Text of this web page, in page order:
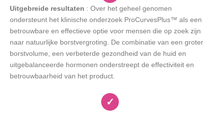
Uitgebreide resultaten : Over het geheel genomen
ondersteunt het klinische onderzoek ProCurvesPlus™ als een
betrouwbare en effectieve optie voor mensen die op zoek zijn
naar natuurlijke borstvergroting. De combinatie van een groter
borstvolume, een verbeterde gezondheid van de huid en
uitgebalanceerde hormonen onderstreept de effectiviteit en
betrouwbaarheid van het product.
✓